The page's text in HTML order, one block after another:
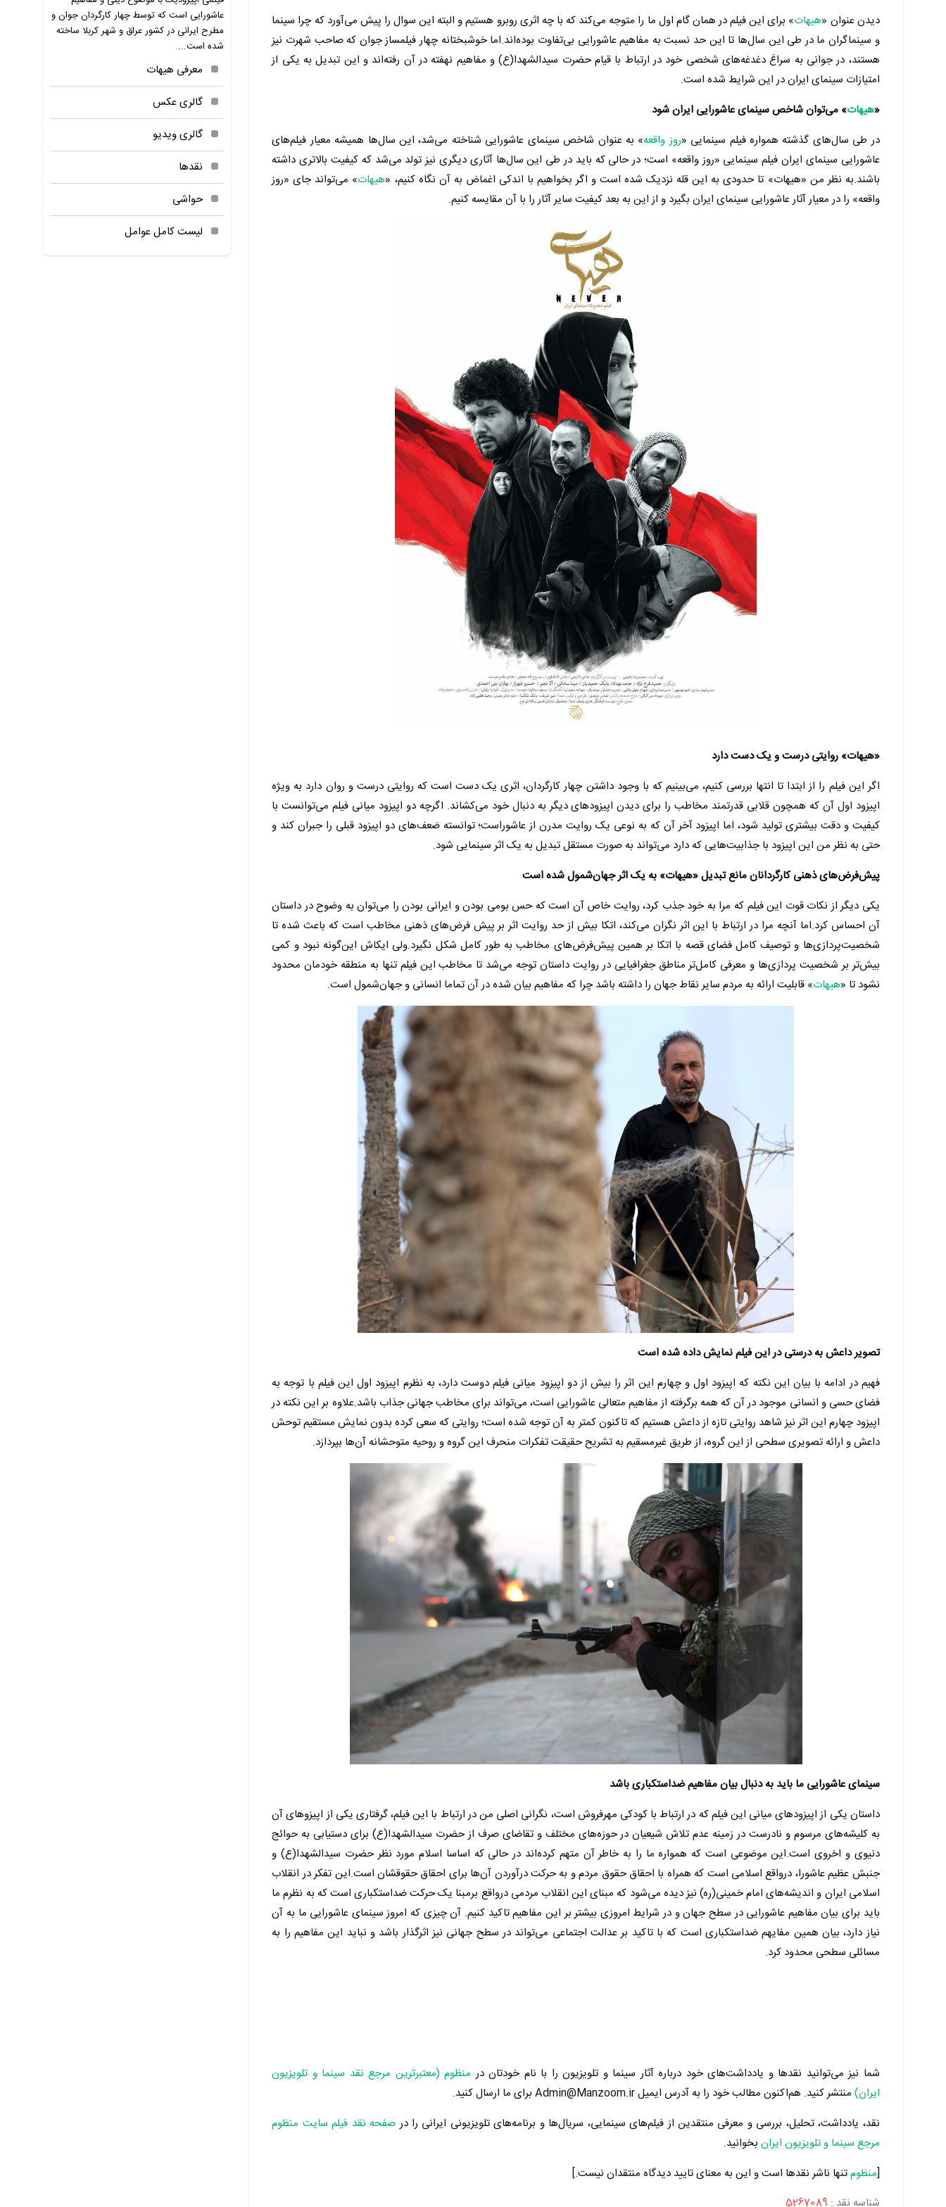
دیدن عنوان «هیهات» برای این فیلم در همان گام اول ما را متوجه می‌کند که با چه اثری روبرو هستیم و البته این سوال را پیش می‌آورد که چرا سینما
و سینماگران ما در طی این سال‌ها تا این حد نسبت به مفاهیم عاشورایی بی‌تفاوت بوده‌اند.اما خوشبختانه چهار فیلمساز جوان که صاحب شهرت نیز
هستند، در جوانی به سراغ دغدغه‌های شخصی خود در ارتباط با قیام حضرت سیدالشهدا(ع) و مفاهیم نهفته در آن رفته‌اند و این تبدیل به یکی از
امتیازات سینمای ایران در این شرایط شده است.
«هیهات» می‌توان شاخص سینمای عاشورایی ایران شود
در طی سال‌های گذشته همواره فیلم سینمایی «روز واقعه» به عنوان شاخص سینمای عاشورایی شناخته می‌شد، این سال‌ها همیشه معیار فیلم‌های
عاشورایی سینمای ایران فیلم سینمایی «روز واقعه» است؛ در حالی که باید در طی این سال‌ها آثاری دیگری نیز تولد می‌شد که کیفیت بالاتری داشته
باشند.به نظر من «هیهات» تا حدودی به این قله نزدیک شده است و اگر بخواهیم با اندکی اغماض به آن نگاه کنیم، «هیهات» می‌تواند جای «روز
واقعه» را در معیار آثار عاشورایی سینمای ایران بگیرد و از این به بعد کیفیت سایر آثار را با آن مقایسه کنیم.
«هیهات» روایتی درست و یک دست دارد
اگر این فیلم را از ابتدا تا انتها بررسی کنیم، می‌بینیم که با وجود داشتن چهار کارگردان، اثری یک دست است که روایتی درست و روان دارد به ویژه
اپیزود اول آن که همچون قلابی قدرتمند مخاطب را برای دیدن اپیزودهای دیگر به دنبال خود می‌کشاند. اگرچه دو اپیزود میانی فیلم می‌توانست با
کیفیت و دقت بیشتری تولید شود، اما اپیزود آخر آن که به نوعی یک روایت مدرن از عاشوراست؛ توانسته ضعف‌های دو اپیزود قبلی را جبران کند و
حتی به نظر من این اپیزود با جذابیت‌هایی که دارد می‌تواند به صورت مستقل تبدیل به یک اثر سینمایی شود.
پیش‌فرض‌های ذهنی کارگردانان مانع تبدیل «هیهات» به یک اثر جهان‌شمول شده است
یکی دیگر از نکات قوت این فیلم که مرا به خود جذب کرد، روایت خاص آن است که حس بومی بودن و ایرانی بودن را می‌توان به وضوح در داستان
آن احساس کرد.اما آنچه مرا در ارتباط با این اثر نگران می‌کند، اتکا بیش از حد روایت اثر بر پیش فرض‌های ذهنی مخاطب است که باعث شده تا
شخصیت‌پردازی‌ها و توصیف کامل فضای قصه با اتکا بر همین پیش‌فرض‌های مخاطب به طور کامل شکل نگیرد.ولی ایکاش این‌گونه نبود و کمی
بیش‌تر بر شخصیت پردازی‌ها و معرفی کامل‌تر مناطق جغرافیایی در روایت داستان توجه می‌شد تا مخاطب این فیلم تنها به منطقه خودمان محدود
نشود تا «هیهات» قابلیت ارائه به مردم سایر نقاط جهان را داشته باشد چرا که مفاهیم بیان شده در آن تماما انسانی و جهان‌شمول است.
تصویر داعش به درستی در این فیلم نمایش داده شده است
فهیم در ادامه با بیان این نکته که اپیزود اول و چهارم این اثر را بیش از دو اپیزود میانی فیلم دوست دارد، به نظرم اپیزود اول این فیلم با توجه به
فضای حسی و انسانی موجود در آن که همه برگرفته از مفاهیم متعالی عاشورایی است، می‌تواند برای مخاطب جهانی جذاب باشد.علاوه بر این نکته در
اپیزود چهارم این اثر نیز شاهد روایتی تازه از داعش هستیم که تاکنون کمتر به آن توجه شده است؛ روایتی که سعی کرده بدون نمایش مستقیم توحش
داعش و ارائه تصویری سطحی از این گروه، از طریق غیرمسقیم به تشریح حقیقت تفکرات منحرف این گروه و روحیه متوحشانه آن‌ها بپردازد.
سینمای عاشورایی ما باید به دنبال بیان مفاهیم ضداستکباری باشد
داستان یکی از اپیزودهای میانی این فیلم که در ارتباط با کودکی مهرفروش است، نگرانی اصلی من در ارتباط با این فیلم، گرفتاری یکی از اپیزوهای آن
به کلیشه‌های مرسوم و نادرست در زمینه عدم تلاش شیعیان در حوزه‌های مختلف و تقاضای صرف از حضرت سیدالشهدا(ع) برای دستیابی به حوائج
دنیوی و اخروی است.این موضوعی است که همواره ما را به خاطر آن متهم کرده‌اند در حالی که اساسا اسلام مورد نظر حضرت سیدالشهدا(ع) و
جنبش عظیم عاشورا، درواقع اسلامی است که همراه با احقاق حقوق مردم و به حرکت درآوردن آن‌ها برای احقاق حقوقشان است.این تفکر در انقلاب
اسلامی ایران و اندیشه‌های امام خمینی(ره) نیز دیده می‌شود که مبنای این انقلاب مردمی درواقع برمبنا یک حرکت ضداستکباری است که به نظرم ما
باید برای بیان مفاهیم عاشورایی در سطح جهان و در شرایط امروزی بیشتر بر این مفاهیم تاکید کنیم. آن چیزی که امروز سینمای عاشورایی ما به آن
نیاز دارد، بیان همین مفایهم ضداستکباری است که با تاکید بر عدالت اجتماعی می‌تواند در سطح جهانی نیز اثرگذار باشد و نباید این مفاهیم را به
مسائلی سطحی محدود کرد.
شما نیز می‌توانید نقدها و یادداشت‌های خود درباره آثار سینما و تلویزیون را با نام خودتان در منظوم (معتبرترین مرجع نقد سینما و تلویزیون
ایران) منتشر کنید. هم‌اکنون مطالب خود را به آدرس ایمیل Admin@Manzoom.ir برای ما ارسال کنید.
نقد، یادداشت، تحلیل، بررسی و معرفی منتقدین از فیلم‌های سینمایی، سریال‌ها و برنامه‌های تلویزیونی ایرانی را در صفحه نقد فیلم سایت منظوم
مرجع سینما و تلویزیون ایران بخوانید.
[منظومتنها ناشر نقدها است و این به معنای تایید دیدگاه منتقدان نیست.]
شناسه نقد : 5267089
عاشورایی است که توسط چهار کارگردان جوان و
مطرح ایرانی در کشور عراق و شهر کربلا ساخته
شده است...
معرفی هیهات
گالری عکس
گالری ویدیو
نقدها
حواشی
لیست کامل عوامل